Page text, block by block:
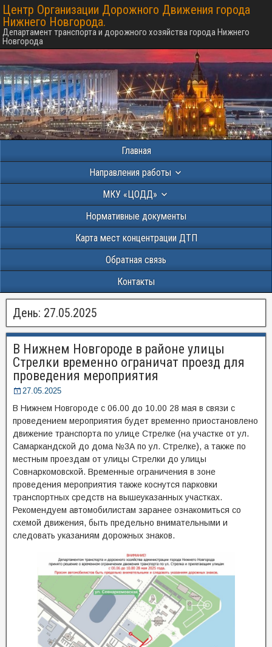
Центр Организации Дорожного Движения города
Нижнего Новгорода.
Департамент транспорта и дорожного хозяйства города Нижнего
Новгорода
Главная
Направления работы
МКУ «ЦОДД»
Нормативные документы
Карта мест концентрации ДТП
Обратная связь
Контакты
День: 27.05.2025
В Нижнем Новгороде в районе улицы
Стрелки временно ограничат проезд для
проведения мероприятия
27.05.2025
В Нижнем Новгороде с 06.00 до 10.00 28 мая в связи с
проведением мероприятия будет временно приостановлено
движение транспорта по улице Стрелке (на участке от ул.
Самаркандской до дома №3А по ул. Стрелке), а также по
местным проездам от улицы Стрелки до улицы
Совнаркомовской. Временные ограничения в зоне
проведения мероприятия также коснутся парковки
транспортных средств на вышеуказанных участках.
Рекомендуем автомобилистам заранее ознакомиться со
схемой движения, быть предельно внимательными и
следовать указаниям дорожных знаков.